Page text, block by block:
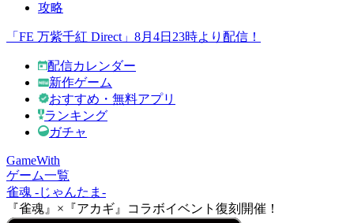
攻略
「FE 万紫千紅 Direct」8月4日23時より配信！
配信カレンダー
新作ゲーム
おすすめ・無料アプリ
ランキング
ガチャ
GameWith
ゲーム一覧
雀魂 -じゃんたま-
『雀魂』×『アカギ』コラボイベント復刻開催！